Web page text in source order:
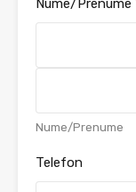
Nume/Prenume
s
ta
t
Nume/Prenume
Telefon